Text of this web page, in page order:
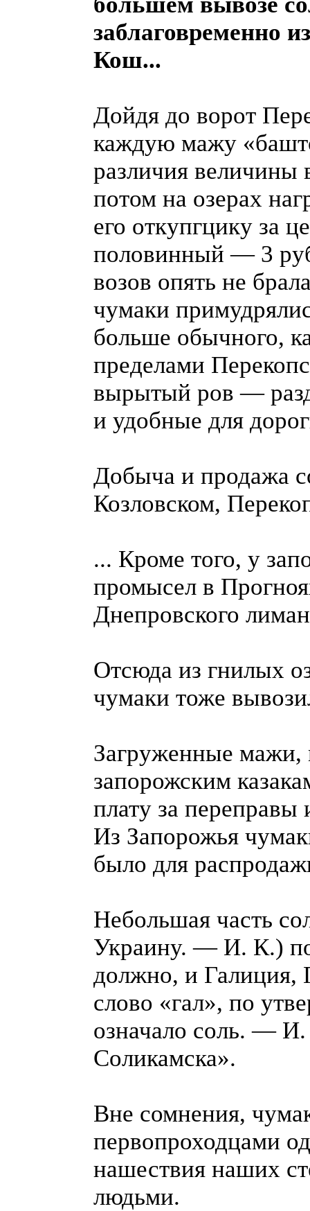
заблаговременно
Кош...
Дойдя до ворот
каждую мажу
различия величины
потом на озерах
его откупгцику за
половинный — 3
возов опять не
чумаки
больше обычного,
пределами
вырытый ров —
и удобные для
Добыча и продажа
Козловском,
... Кроме того, у
промысел в
Днепровского
Отсюда из гнилых
чумаки тоже
Загруженные мажи,
запорожским
плату за переправы
Из Запорожья
было для
Небольшая часть
Украину. — И. К.)
должно, и Галиция,
слово «гал», по
означало соль. —
Соликамска».
Вне сомнения,
первопроходцами
нашествия наших
людьми.